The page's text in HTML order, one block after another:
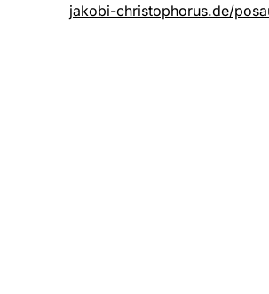
jakobi-christophorus.de/